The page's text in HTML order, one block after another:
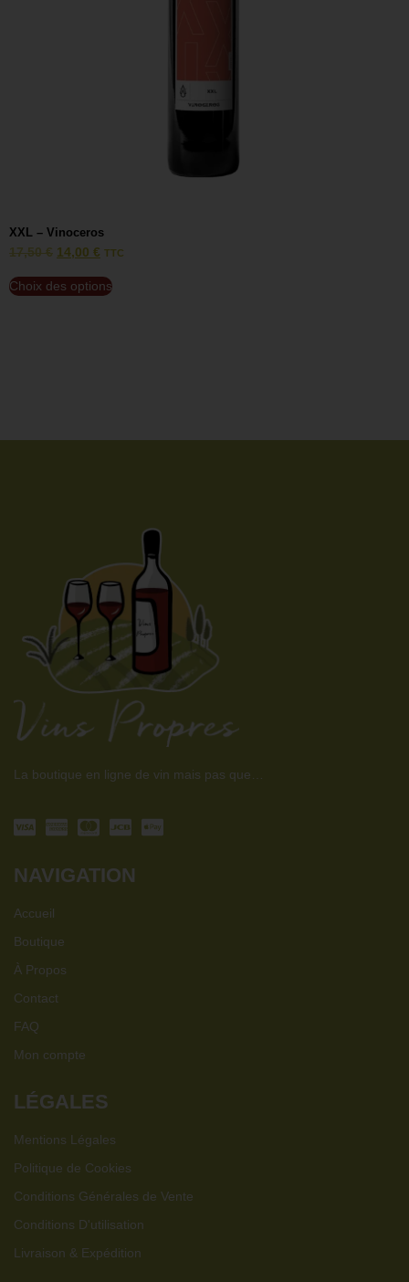
XXL – Vinoceros
17,50€ 14,00 € TTC
Choix des options
La boutique en ligne de vin mais pas que…
NAVIGATION
Accueil
Boutique
À Propos
Contact
FAQ
Mon compte
LÉGALES
Mentions Légales
Politique de Cookies
Conditions Générales de Vente
Conditions D'utilisation
Livraison & Expédition